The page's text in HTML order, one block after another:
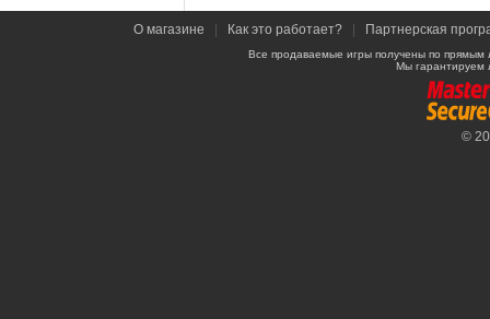
О магазине Как это работает? Партнерская
Все продаваемые игры получены по
Мы гарантируем
©